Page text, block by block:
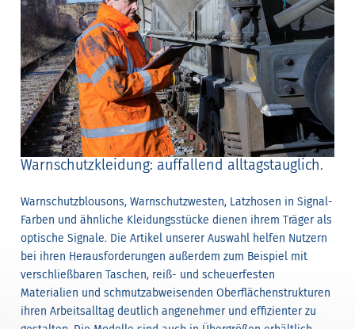
Warnschutzkleidung: auffallend alltagstauglich.
Warnschutzblousons, Warnschutzwesten, Latzhosen in Signal-
Farben und ähnliche Kleidungsstücke dienen ihrem Träger als
optische Signale. Die Artikel unserer Auswahl helfen Nutzern
bei ihren Herausforderungen außerdem zum Beispiel mit
verschließbaren Taschen, reiß- und scheuerfesten
Materialien und schmutzabweisenden Oberflächenstrukturen
ihren Arbeitsalltag deutlich angenehmer und effizienter zu